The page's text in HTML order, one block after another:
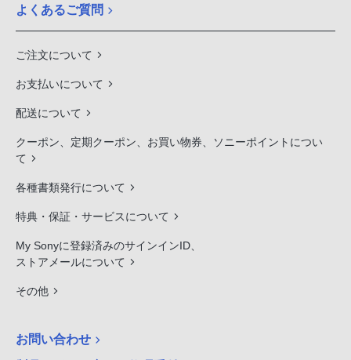
よくあるご質問
ご注文について
お支払いについて
配送について
クーポン、定期クーポン、お買い物券、ソニーポイントについ
て
各種書類発行について
特典・保証・サービスについて
My Sonyに登録済みのサインインID、
ストアメールについて
その他
お問い合わせ